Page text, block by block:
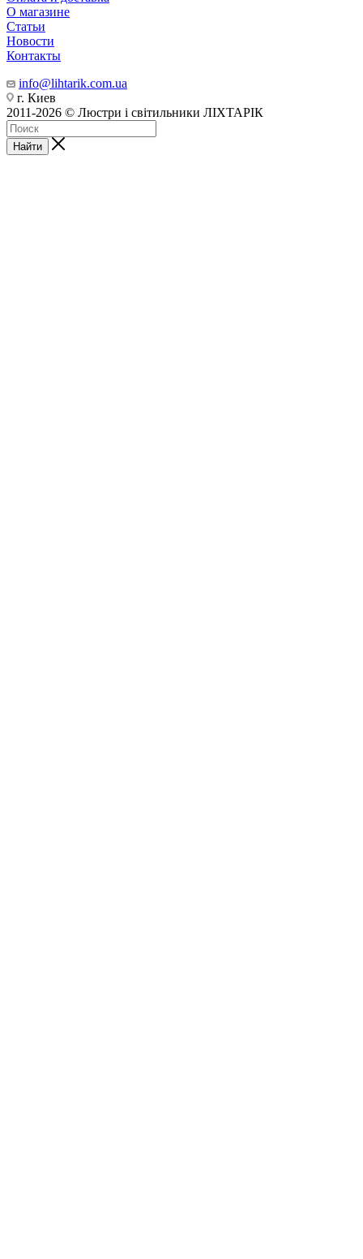
О магазине
Статьи
Новости
Контакты
info@lihtarik.com.ua
г. Киев
2011-2026 © Люстри і світильники ЛІХТАРІК
Найти